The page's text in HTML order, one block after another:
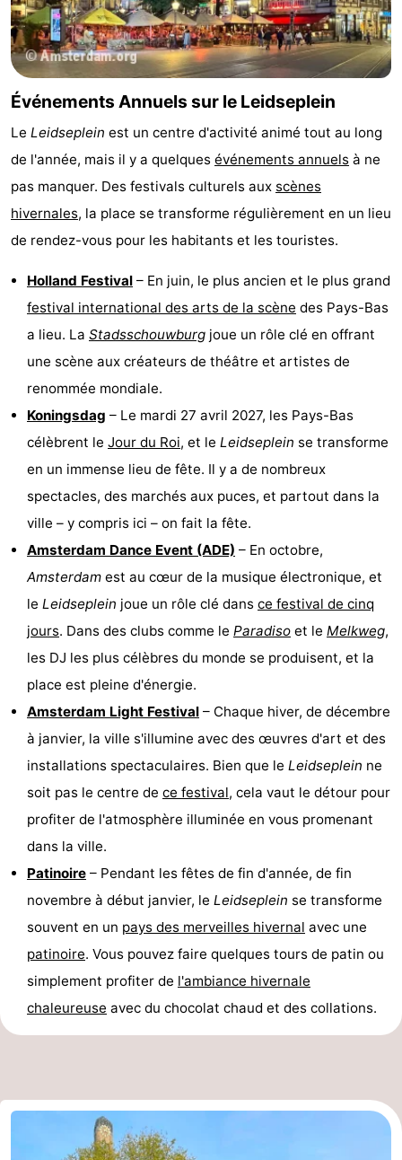
Événements Annuels sur le Leidseplein
Le Leidseplein est un centre d'activité animé tout au long
de l'année, mais il y a quelques événements annuels à ne
pas manquer. Des festivals culturels aux scènes
hivernales, la place se transforme régulièrement en un lieu
de rendez-vous pour les habitants et les touristes.
Holland Festival – En juin, le plus ancien et le plus grand
festival international des arts de la scène des Pays-Bas
a lieu. La Stadsschouwburg joue un rôle clé en offrant
une scène aux créateurs de théâtre et artistes de
renommée mondiale.
Koningsdag – Le mardi 27 avril 2027, les Pays-Bas
célèbrent le Jour du Roi, et le Leidseplein se transforme
en un immense lieu de fête. Il y a de nombreux
spectacles, des marchés aux puces, et partout dans la
ville – y compris ici – on fait la fête.
Amsterdam Dance Event (ADE) – En octobre,
Amsterdam est au cœur de la musique électronique, et
le Leidseplein joue un rôle clé dans ce festival de cinq
jours. Dans des clubs comme le Paradiso et le Melkweg,
les DJ les plus célèbres du monde se produisent, et la
place est pleine d'énergie.
Amsterdam Light Festival – Chaque hiver, de décembre
à janvier, la ville s'illumine avec des œuvres d'art et des
installations spectaculaires. Bien que le Leidseplein ne
soit pas le centre de ce festival, cela vaut le détour pour
profiter de l'atmosphère illuminée en vous promenant
dans la ville.
Patinoire – Pendant les fêtes de fin d'année, de fin
novembre à début janvier, le Leidseplein se transforme
souvent en un pays des merveilles hivernal avec une
patinoire. Vous pouvez faire quelques tours de patin ou
simplement profiter de l'ambiance hivernale
chaleureuse avec du chocolat chaud et des collations.